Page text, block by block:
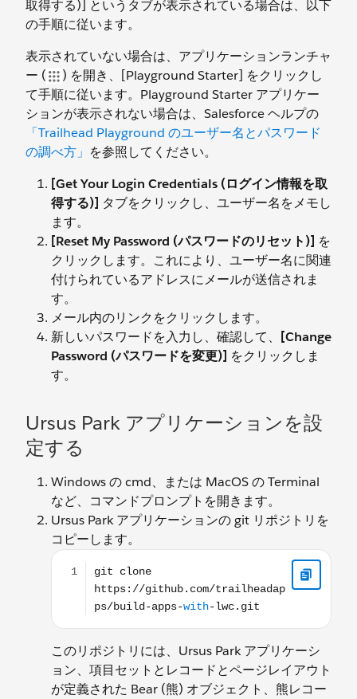
取得する)] というタブが表示されている場合は、以下
の手順に従います。
表示されていない場合は、アプリケーションランチャ
ー (
) を開き、[Playground Starter] をクリックし
て手順に従います。Playground Starter アプリケー
ションが表示されない場合は、Salesforce ヘルプの
「Trailhead Playground のユーザー名とパスワード
の調べ方」 を参照してください。
[Get Your Login Credentials (ログイン情報を取
得する)] タブをクリックし、ユーザー名をメモし
ます。
[Reset My Password (パスワードのリセット)] を
クリックします。これにより、ユーザー名に関連
付けられているアドレスにメールが送信されま
す。
メール内のリンクをクリックします。
新しいパスワードを入力し、確認して、
[Change
Password (パスワードを変更)] をクリックしま
す。
Ursus Park アプリケーションを設
定する
Windows の cmd、または MacOS の Terminal
など、コマンドプロンプトを開きます。
Ursus Park アプリケーションの git リポジトリを
コピーします。
git clone https://github.com/trailheadapps/build-
このリポジトリには、Ursus Park アプリケーシ
ョン、項目セットとレコードとページレイアウト
が定義された Bear (熊) オブジェクト、熊レコー